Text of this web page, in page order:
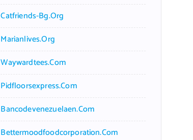
Catfriends-Bg.org
Marianlives.org
Waywardtees.com
Pidfloorsexpress.com
Bancodevenezuelaen.com
Bettermoodfoodcorporation.com